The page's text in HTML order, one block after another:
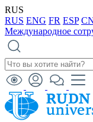
RUS
RUS ENG FR ESP
Международное